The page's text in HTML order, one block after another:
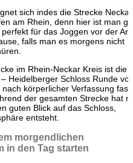
sich indes die Strecke
am Rhein, denn hier ist man
für das Joggen vor der
falls man es morgens nicht
im Rhein-Neckar Kreis ist die
Heidelberger Schloss Runde
körperlicher Verfassung fast
der gesamten Strecke hat
guten Blick auf das Schloss,
entsteht.
morgendlichen
in den Tag starten